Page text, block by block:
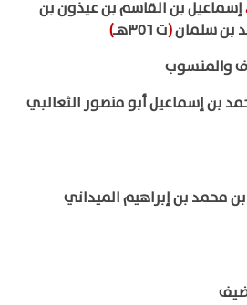
إسماعيل بن القاسم بن عيذون بن
بن سلمان(ت ٣٥٦هـ
)
والمنسوب
بن إسماعيل أبو منصور الثعالبي
محمد بن إبراهيم الميداني